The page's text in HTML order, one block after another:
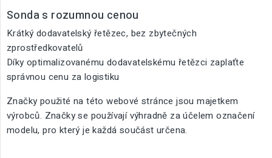
Sonda s rozumnou cenou
Krátký dodavatelský řetězec, bez zbytečných
zprostředkovatelů
Díky optimalizovanému dodavatelskému řetězci zaplaťte
správnou cenu za logistiku
Značky použité na této webové stránce jsou majetkem
výrobců. Značky se používají výhradně za účelem označení
modelu, pro který je každá součást určena.